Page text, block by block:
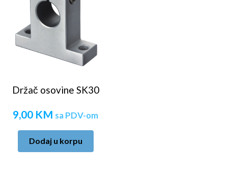
Držač osovine SK30
9,00 KM sa PDV-om
Dodaj u korpu